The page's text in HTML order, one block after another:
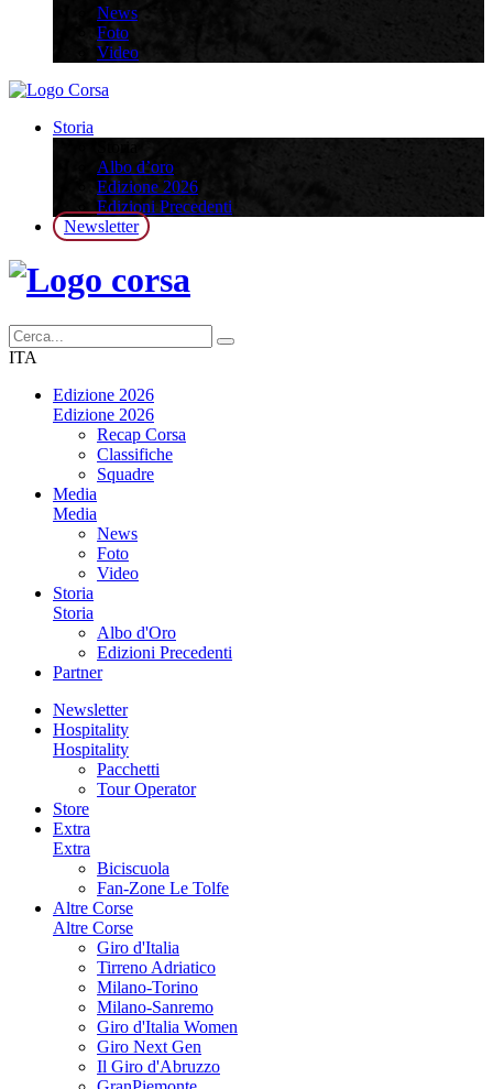
News
Foto
Video
Storia
Albo d’oro
Edizione 2026
Edizioni Precedenti
Newsletter
ITA
Edizione 2026
Edizione 2026
Recap Corsa
Classifiche
Squadre
Media
Media
News
Foto
Video
Storia
Storia
Albo d'Oro
Edizioni Precedenti
Partner
Newsletter
Hospitality
Hospitality
Pacchetti
Tour Operator
Store
Extra
Extra
Biciscuola
Fan-Zone Le Tolfe
Altre Corse
Altre Corse
Giro d'Italia
Tirreno Adriatico
Milano-Torino
Milano-Sanremo
Giro d'Italia Women
Giro Next Gen
Il Giro d'Abruzzo